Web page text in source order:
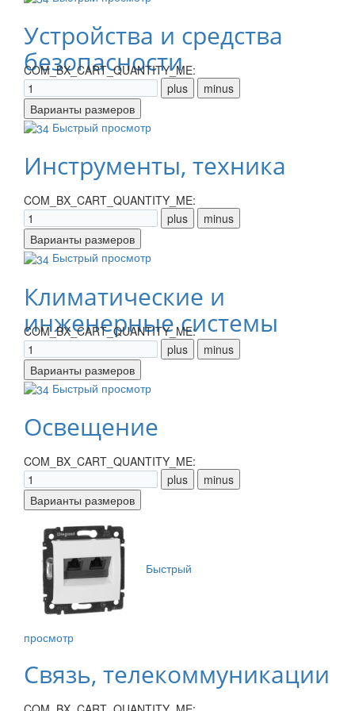
Устройства и средства
безопасности
COM_BX_CART_QUANTITY_ME:
Быстрый просмотр
Инструменты, техника
COM_BX_CART_QUANTITY_ME:
Быстрый просмотр
Климатические и
инженерные системы
COM_BX_CART_QUANTITY_ME:
Быстрый просмотр
Освещение
COM_BX_CART_QUANTITY_ME:
Быстрый
просмотр
Связь, телекоммуникации